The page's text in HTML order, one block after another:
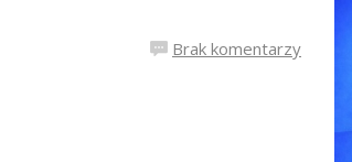
Brak komentarzy